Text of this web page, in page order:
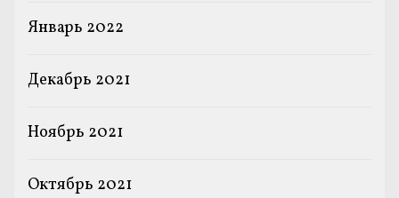
Январь 2022
Декабрь 2021
Ноябрь 2021
Октябрь 2021